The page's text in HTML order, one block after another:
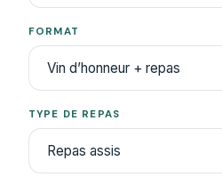
FORMAT
TYPE DE REPAS